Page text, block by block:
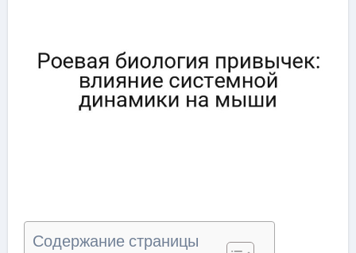
Содержание страницы